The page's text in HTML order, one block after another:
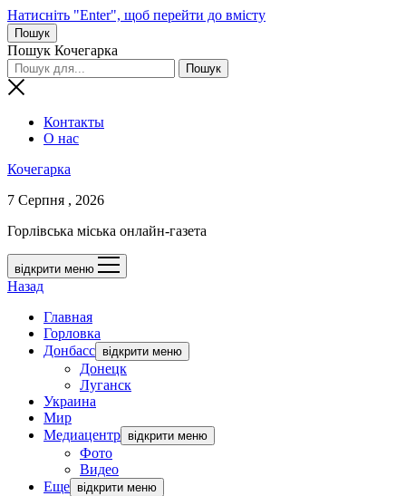
Натисніть "Enter", щоб перейти до вмісту
Пошук
Пошук Кочегарка
Контакты
О нас
Кочегарка
7 Серпня , 2026
Горлівська міська онлайн-газета
відкрити меню
Назад
Главная
Горловка
Донбасс відкрити меню
Донецк
Луганск
Украина
Мир
Медиацентр відкрити меню
Фото
Видео
Еще відкрити меню